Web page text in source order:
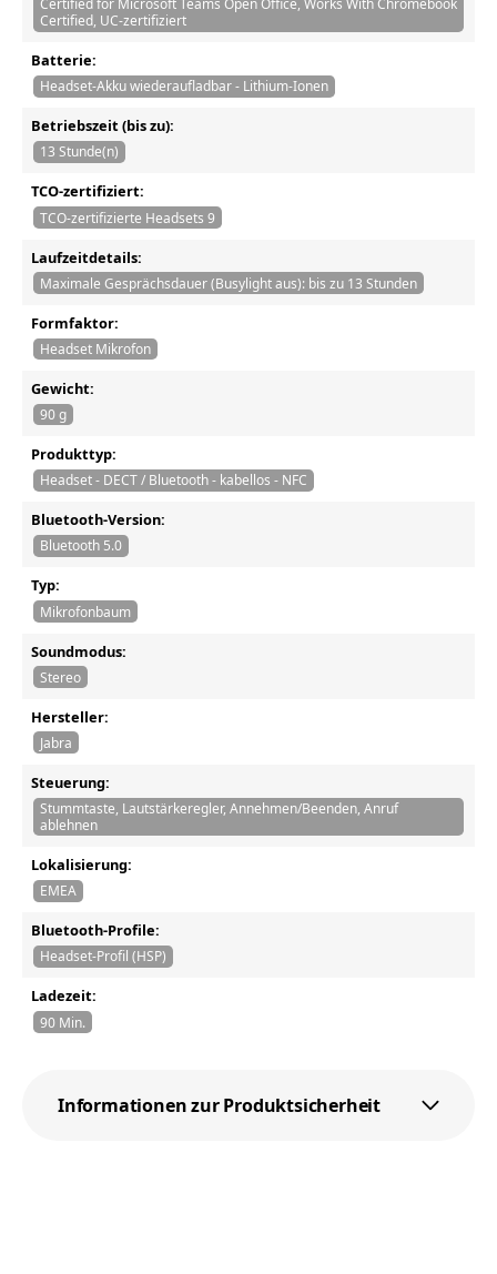
Certified for Microsoft Teams Open Office, Works With Chromebook
Certified, UC-zertifiziert
Batterie:
Headset-Akku wiederaufladbar - Lithium-Ionen
Betriebszeit (bis zu):
13 Stunde(n)
TCO-zertifiziert:
TCO-zertifizierte Headsets 9
Laufzeitdetails:
Maximale Gesprächsdauer (Busylight aus): bis zu 13 Stunden
Formfaktor:
Headset Mikrofon
Gewicht:
90 g
Produkttyp:
Headset - DECT / Bluetooth - kabellos - NFC
Bluetooth-Version:
Bluetooth 5.0
Typ:
Mikrofonbaum
Soundmodus:
Stereo
Hersteller:
Jabra
Steuerung:
Stummtaste, Lautstärkeregler, Annehmen/Beenden, Anruf
ablehnen
Lokalisierung:
EMEA
Bluetooth-Profile:
Headset-Profil (HSP)
Ladezeit:
90 Min.
Informationen zur Produktsicherheit